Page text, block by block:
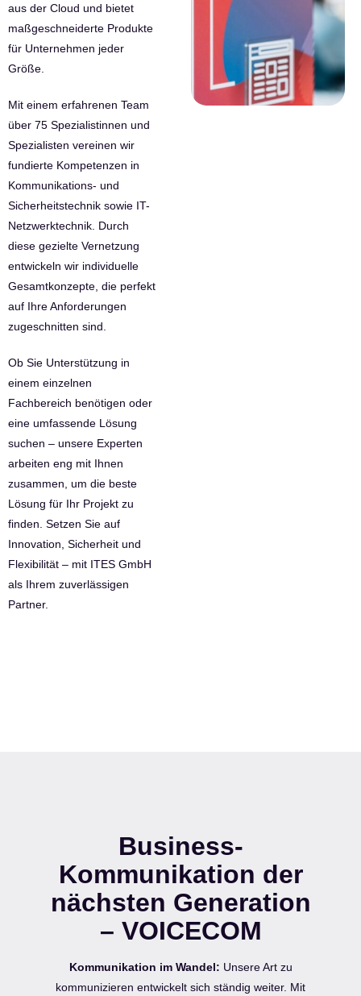
aus der Cloud und bietet
maßgeschneiderte Produkte
für Unternehmen jeder
Größe.
Mit einem erfahrenen Team
über 75 Spezialistinnen und
Spezialisten vereinen wir
fundierte Kompetenzen in
Kommunikations- und
Sicherheitstechnik sowie IT-
Netzwerktechnik. Durch
diese gezielte Vernetzung
entwickeln wir individuelle
Gesamtkonzepte, die perfekt
auf Ihre Anforderungen
zugeschnitten sind.
Ob Sie Unterstützung in
einem einzelnen
Fachbereich benötigen oder
eine umfassende Lösung
suchen – unsere Experten
arbeiten eng mit Ihnen
zusammen, um die beste
Lösung für Ihr Projekt zu
finden. Setzen Sie auf
Innovation, Sicherheit und
Flexibilität – mit ITES GmbH
als Ihrem zuverlässigen
Partner.
Business-
Kommunikation der
nächsten Generation
– VOICECOM
Kommunikation im Wandel: Unsere Art zu
kommunizieren entwickelt sich ständig weiter. Mit